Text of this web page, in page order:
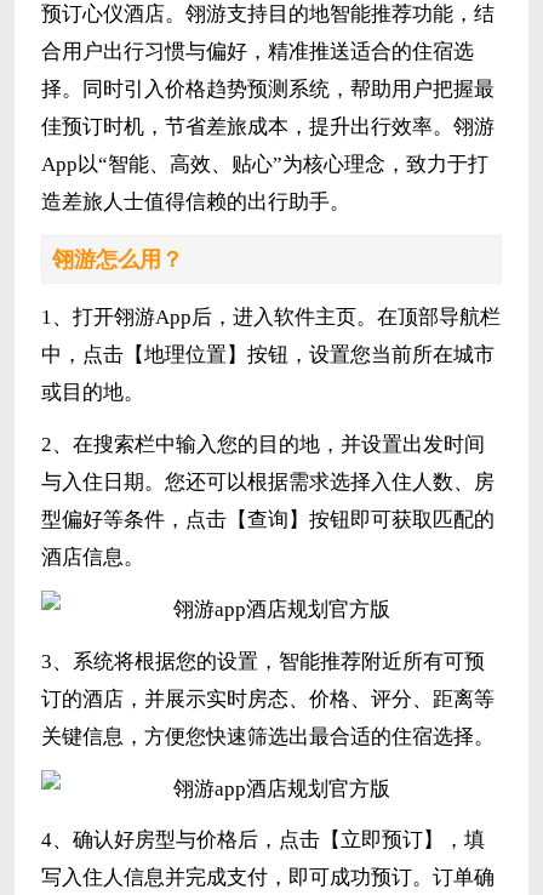
预订心仪酒店。翎游支持目的地智能推荐功能，结
合用户出行习惯与偏好，精准推送适合的住宿选
择。同时引入价格趋势预测系统，帮助用户把握最
佳预订时机，节省差旅成本，提升出行效率。翎游
App以“智能、高效、贴心”为核心理念，致力于打
造差旅人士值得信赖的出行助手。
翎游怎么用？
1、打开翎游App后，进入软件主页。在顶部导航栏
中，点击【地理位置】按钮，设置您当前所在城市
或目的地。
2、在搜索栏中输入您的目的地，并设置出发时间
与入住日期。您还可以根据需求选择入住人数、房
型偏好等条件，点击【查询】按钮即可获取匹配的
酒店信息。
3、系统将根据您的设置，智能推荐附近所有可预
订的酒店，并展示实时房态、价格、评分、距离等
关键信息，方便您快速筛选出最合适的住宿选择。
4、确认好房型与价格后，点击【立即预订】，填
写入住人信息并完成支付，即可成功预订。订单确